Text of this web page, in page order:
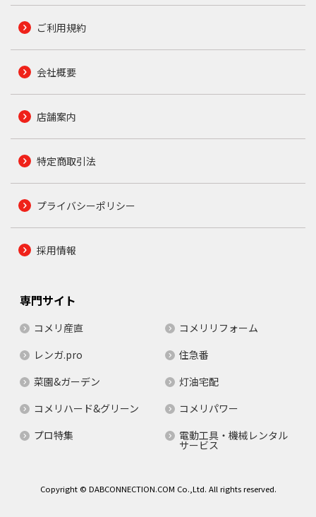
ご利用規約
会社概要
店舗案内
特定商取引法
プライバシーポリシー
採用情報
専門サイト
コメリ産直
コメリリフォーム
レンガ.pro
住急番
菜園&ガーデン
灯油宅配
コメリハード&グリーン
コメリパワー
プロ特集
電動工具・機械レンタル
サービス
Copyright © DABCONNECTION.COM Co.,Ltd. All rights reserved.